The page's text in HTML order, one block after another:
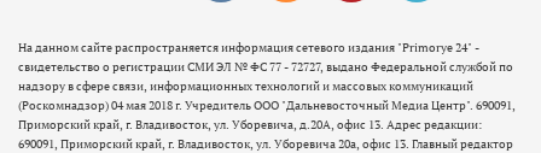
На данном сайте распространяется информация сетевого издания "Primorye 24" -
свидетельство о регистрации СМИ ЭЛ № ФС 77 - 72727, выдано Федеральной службой по
надзору в сфере связи, информационных технологий и массовых коммуникаций
(Роскомнадзор) 04 мая 2018 г. Учредитель ООО "Дальневосточный Медиа Центр". 690091,
Приморский край, г. Владивосток, ул. Уборевича, д.20А, офис 13. Адрес редакции:
690091, Приморский край, г. Владивосток, ул. Уборевича 20а, офис 13. Главный редактор